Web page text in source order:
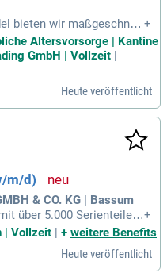
bieten wir maßgeschnei
Technologien un
Rohstoffindustrie.
+
Altersvorsorge | Kantine
GmbH | Vollzeit |
Heute veröffentlicht
m/d)
& CO. KG | Bassum
über 5.000 Serienteilen
Sonderl
unsere Leidenschaft.
+
| Vollzeit | + weitere Benefits
Heute veröffentlicht